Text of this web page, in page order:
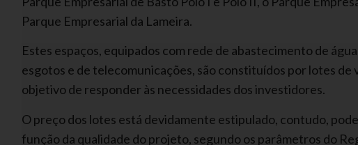
Parque Empresarial da Lameira.
Estes espaços, equipados com rede de abastecimento de
esgotos e de telecomunicações, são constituídos por lotes de
objetivo de responder às necessidades dos investidores.
O preço dos lotes está devidamente estipulado, contudo,
função da qualidade do projeto, segundo os parâmetros do